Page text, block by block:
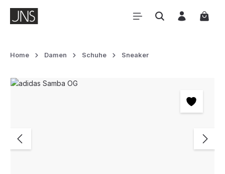
Zum Hauptinhalt springen
Home Damen Schuhe Sneaker
Bildergalerie überspringen